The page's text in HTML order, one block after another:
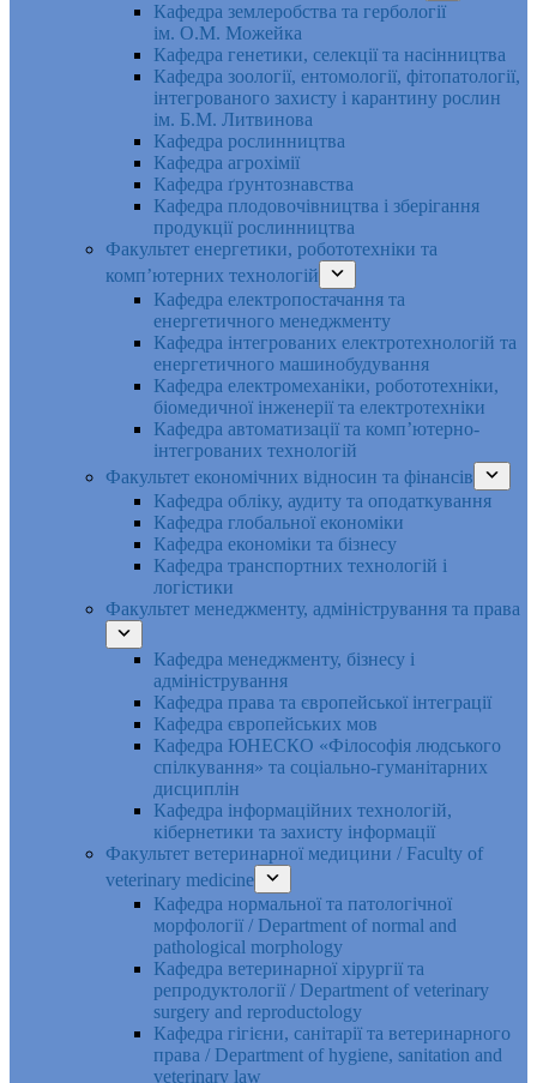
Кафедра землеробства та гербології
ім. О.М. Можейка
Кафедра генетики, селекції та насінництва
Кафедра зоології, ентомології, фітопатології,
інтегрованого захисту і карантину рослин
ім. Б.М. Литвинова
Кафедра рослинництва
Кафедра агрохімії
Кафедра ґрунтознавства
Кафедра плодовочівництва і зберігання
продукції рослинництва
Факультет енергетики, робототехніки та
комп’ютерних технологій
Кафедра електропостачання та
енергетичного менеджменту
Кафедра інтегрованих електротехнологій та
енергетичного машинобудування
Кафедра електромеханіки, робототехніки,
біомедичної інженерії та електротехніки
Кафедра автоматизації та комп’ютерно-
інтегрованих технологій
Факультет економічних відносин та фінансів
Кафедра обліку, аудиту та оподаткування
Кафедра глобальної економіки
Кафедра економіки та бізнесу
Кафедра транспортних технологій і
логістики
Факультет менеджменту, адміністрування та права
Кафедра менеджменту, бізнесу і
адміністрування
Кафедра права та європейської інтеграції
Кафедра європейських мов
Кафедра ЮНЕСКО «Філософія людського
спілкування» та соціально-гуманітарних
дисциплін
Кафедра інформаційних технологій,
кібернетики та захисту інформації
Факультет ветеринарної медицини / Faculty of
veterinary medicine
Кафедра нормальної та патологічної
морфології / Department of normal and
pathological morphology
Кафедра ветеринарної хірургії та
репродуктології / Department of veterinary
surgery and reproductology
Кафедра гігієни, санітарії та ветеринарного
права / Department of hygiene, sanitation and
veterinary law